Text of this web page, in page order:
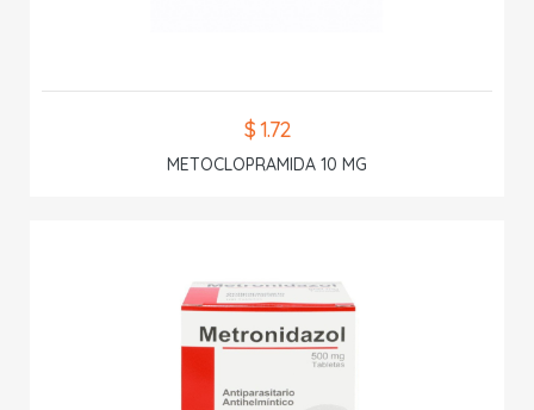
$ 1.72
METOCLOPRAMIDA 10 MG